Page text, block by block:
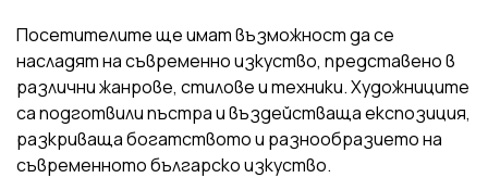
Посетителите ще имат възможност да се
насладят на съвременно изкуство, представено в
различни жанрове, стилове и техники. Художниците
са подготвили пъстра и въздействаща експозиция,
разкриваща богатството и разнообразието на
съвременното българско изкуство.